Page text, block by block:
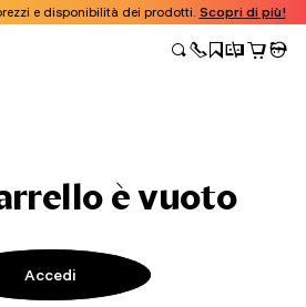
e disponibilità dei prodotti. Scopri di più!
è vuoto
Accedi